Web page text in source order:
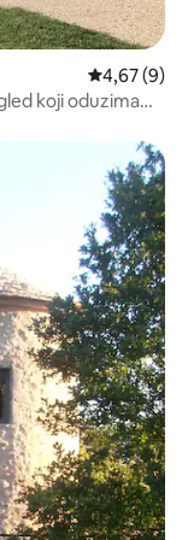
Prosječna
4,67 (9)
koji oduzima